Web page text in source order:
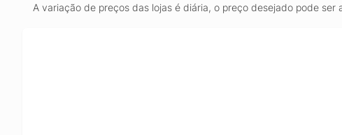
A variação de preços das lojas é diária, o preço desejado pode ser